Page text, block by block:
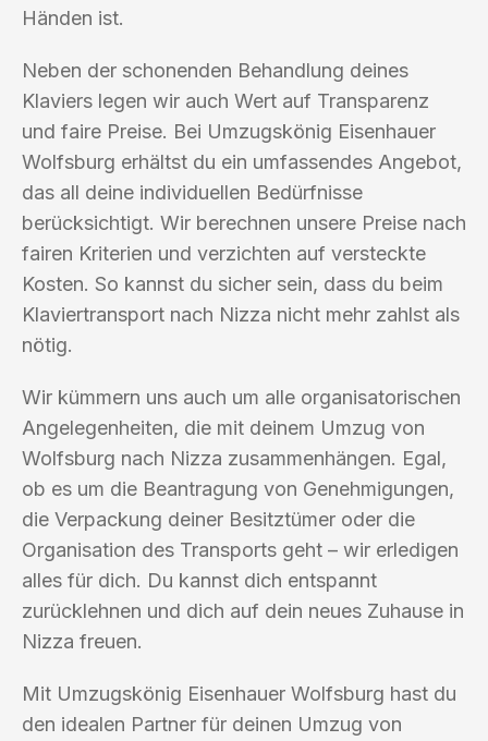
Händen ist.
Neben der schonenden Behandlung deines
Klaviers legen wir auch Wert auf Transparenz
und faire Preise. Bei Umzugskönig Eisenhauer
Wolfsburg erhältst du ein umfassendes Angebot,
das all deine individuellen Bedürfnisse
berücksichtigt. Wir berechnen unsere Preise nach
fairen Kriterien und verzichten auf versteckte
Kosten. So kannst du sicher sein, dass du beim
Klaviertransport nach Nizza nicht mehr zahlst als
nötig.
Wir kümmern uns auch um alle organisatorischen
Angelegenheiten, die mit deinem Umzug von
Wolfsburg nach Nizza zusammenhängen. Egal,
ob es um die Beantragung von Genehmigungen,
die Verpackung deiner Besitztümer oder die
Organisation des Transports geht – wir erledigen
alles für dich. Du kannst dich entspannt
zurücklehnen und dich auf dein neues Zuhause in
Nizza freuen.
Mit Umzugskönig Eisenhauer Wolfsburg hast du
den idealen Partner für deinen Umzug von